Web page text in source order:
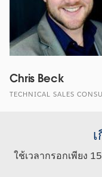
Chris Beck
TECHNICAL SALES
ใช้เวลากรอกเพียง